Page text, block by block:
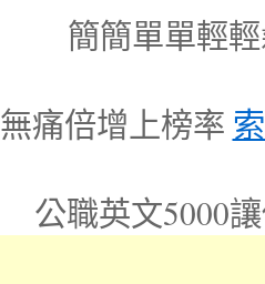
簡簡單單輕
無痛倍增上榜率
公職英文5000